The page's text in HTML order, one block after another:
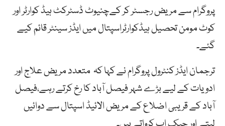
پروگرام سے مریض رجسٹر کر کےچنیوٹ ڈسٹرکٹ ہیڈ کوارٹر اور
کوٹ مومن تحصیل ہیڈکوارٹراسپتال میں ایڈز سینٹر قائم کیے
گئے۔
ترجمان ایڈز کنٹرول پروگرام نے کہا کہ متعدد مریض علاج اور
ادویات کے لیے بڑے شہر فیصل آباد کا رخ کرتے رہے،فیصل
آباد کے قریبی اضلاع کے مریض الائیڈ اسپتال سے دوائیں